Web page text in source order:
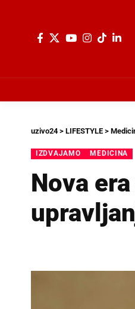
uzivo24> LIFESTYLE >
IZDVAJAMO MEDICINA
Nova